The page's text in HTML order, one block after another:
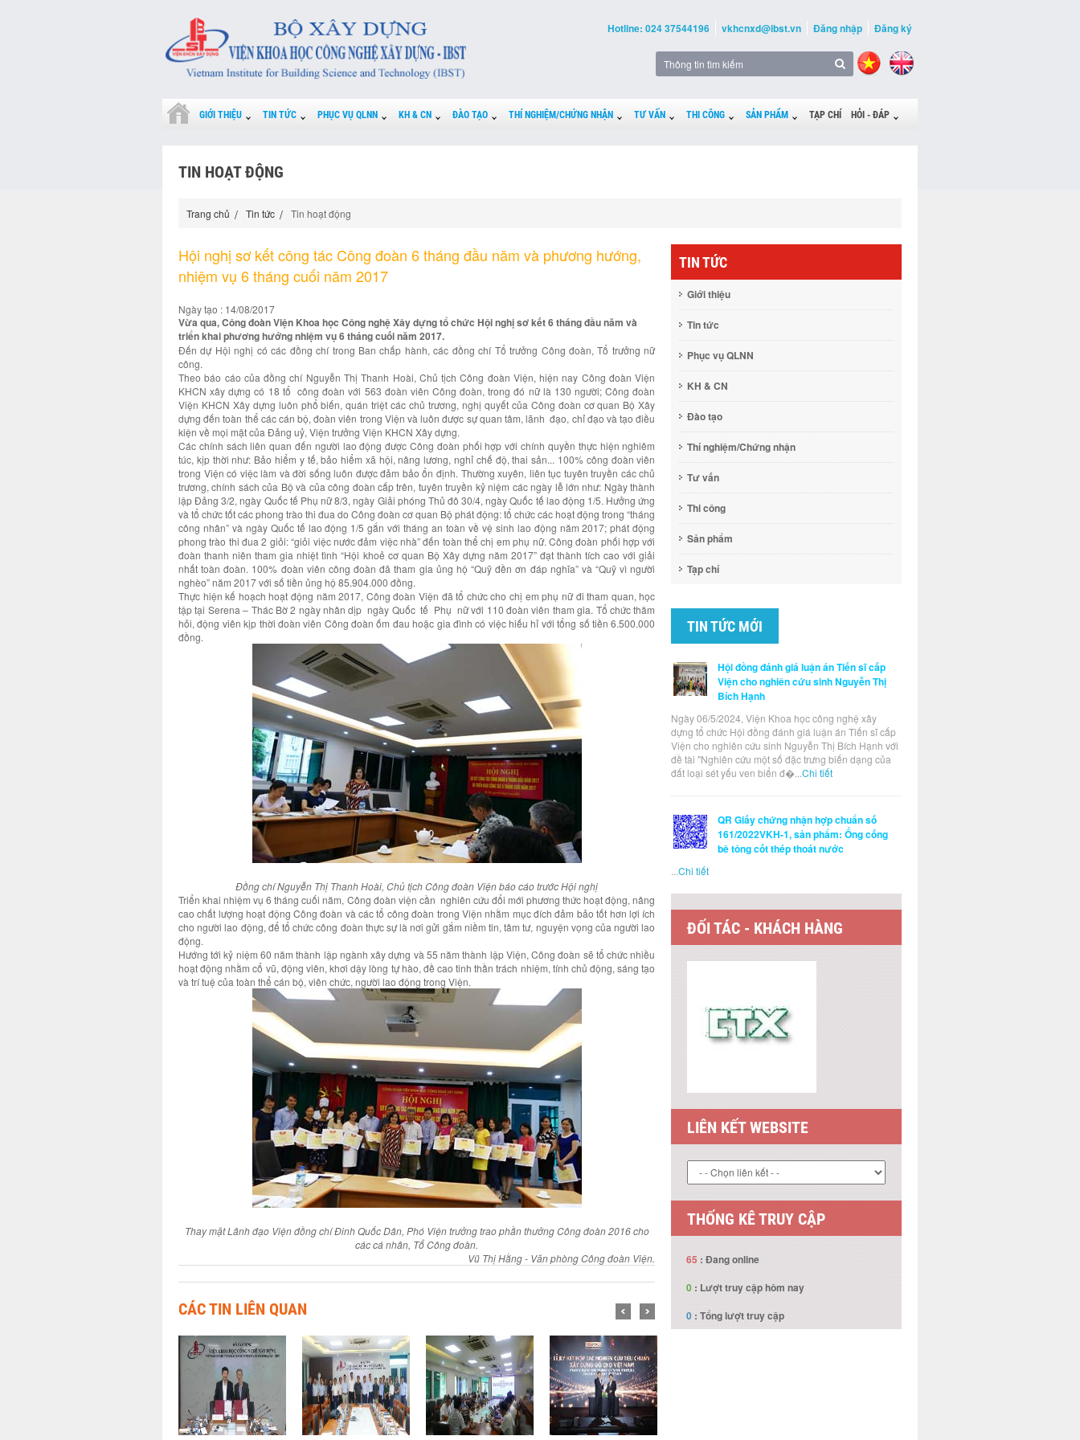
Hotline: 024 37544196 vkhcnxd@ibst.vn Đăng nhập Đăng ký
GIỚI THIỆU TIN TỨC PHỤC VỤ QLNN KH & CN ĐÀO TẠO THÍ NGHIỆM/CHỨNG NHẬN TƯ VẤN THI CÔNG SẢN PHẨM TẠP CHÍ HỎI - ĐÁP
TIN HOẠT ĐỘNG
Trang chủ Tin tức Tin hoạt động
Hội nghị sơ kết công tác Công đoàn 6 tháng đầu năm và phương hướng,
nhiệm vụ 6 tháng cuối năm 2017
Ngày tạo : 14/08/2017
Vừa qua, Công đoàn Viện Khoa học Công nghệ Xây dựng tổ chức Hội nghị sơ kết 6 tháng đầu năm và
triển khai phương hướng nhiệm vụ 6 tháng cuối năm 2017.
Đến dự Hội nghị có các đồng chí trong Ban chấp hành, các đồng chí Tổ trưởng Công đoàn, Tổ trưởng nữ
công.
Theo báo cáo của đồng chí Nguyễn Thị Thanh Hoài, Chủ tịch Công đoàn Viện, hiện nay Công đoàn Viện
KHCN xây dựng có 18 tổ công đoàn với 563 đoàn viên Công đoàn, trong đó nữ là 130 người; Công đoàn
Viện KHCN Xây dựng luôn phổ biến, quán triệt các chủ trương, nghị quyết của Công đoàn cơ quan Bộ Xây
dựng đến toàn thể các cán bộ, đoàn viên trong Viện và luôn được sự quan tâm, lãnh đạo, chỉ đạo và tạo điều
kiện về mọi mặt của Đảng uỷ, Viện trưởng Viện KHCN Xây dựng.
Các chính sách liên quan đến người lao động được Công đoàn phối hợp với chính quyền thực hiện nghiêm
túc, kịp thời như: Bảo hiểm y tế, bảo hiểm xã hội, nâng lương, nghỉ chế độ, thai sản... 100% công đoàn viên
trong Viện có việc làm và đời sống luôn được đảm bảo ổn định. Thường xuyên, liên tục tuyên truyền các chủ
trương, chính sách của Bộ và của công đoàn cấp trên, tuyên truyền kỷ niệm các ngày lễ lớn như: Ngày thành
lập Đảng 3/2, ngày Quốc tế Phụ nữ 8/3, ngày Giải phóng Thủ đô 30/4, ngày Quốc tế lao động 1/5. Hưởng ứng
và tổ chức tốt các phong trào thi đua do Công đoàn cơ quan Bộ phát động: tổ chức các hoạt động trong “tháng
công nhân” và ngày Quốc tế lao động 1/5 gắn với tháng an toàn về vệ sinh lao động năm 2017; phát động
phong trào thi đua 2 giỏi: “giỏi việc nước đảm việc nhà” đến toàn thể chị em phụ nữ. Công đoàn phối hợp với
đoàn thanh niên tham gia nhiệt tình “Hội khoẻ cơ quan Bộ Xây dựng năm 2017” đạt thành tích cao với giải
nhất toàn đoàn. 100% đoàn viên công đoàn đã tham gia ủng hộ “Quỹ đền ơn đáp nghĩa” và “Quỹ vì người
nghèo” năm 2017 với số tiền ủng hộ 85.904.000 đồng.
Thực hiện kế hoạch hoạt động năm 2017, Công đoàn Viện đã tổ chức cho chị em phụ nữ đi tham quan, học
tập tại Serena – Thác Bờ 2 ngày nhân dịp ngày Quốc tế Phụ nữ với 110 đoàn viên tham gia. Tổ chức thăm
hỏi, động viên kịp thời đoàn viên Công đoàn ốm đau hoặc gia đình có việc hiếu hỉ với tổng số tiền 6.500.000
đồng.
Đồng chí Nguyễn Thị Thanh Hoài, Chủ tịch Công đoàn Viện báo cáo trước Hội nghị
Triển khai nhiệm vụ 6 tháng cuối năm, Công đoàn viện cần nghiên cứu đổi mới phương thức hoạt động, nâng
cao chất lượng hoạt động Công đoàn và các tổ công đoàn trong Viện nhằm mục đích đảm bảo tốt hơn lợi ích
cho người lao động, để tổ chức công đoàn thực sự là nơi gửi gắm niềm tin, tâm tư, nguyện vọng của người lao
động.
Hướng tới kỷ niệm 60 năm thành lập ngành xây dựng và 55 năm thành lập Viện, Công đoàn sẽ tổ chức nhiều
hoạt động nhằm cổ vũ, động viên, khơi dậy lòng tự hào, đề cao tinh thần trách nhiệm, tính chủ động, sáng tạo
và trí tuệ của toàn thể cán bộ, viên chức, người lao động trong Viện.
Thay mặt Lãnh đạo Viện đồng chí Đinh Quốc Dân, Phó Viện trưởng trao phần thưởng Công đoàn 2016 cho
các cá nhân, Tổ Công đoàn.
Vũ Thị Hằng - Văn phòng Công đoàn Viện.
CÁC TIN LIÊN QUAN
TIN TỨC
Giới thiệu
Tin tức
Phục vụ QLNN
KH & CN
Đào tạo
Thí nghiệm/Chứng nhận
Tư vấn
Thi công
Sản phẩm
Tạp chí
TIN TỨC MỚI
Hội đồng đánh giá luận án Tiến sĩ cấp
Viện cho nghiên cứu sinh Nguyễn Thị
Bích Hạnh
Ngày 06/5/2024, Viện Khoa học công nghệ xây
dựng tổ chức Hội đồng đánh giá luận án Tiến sĩ cấp
Viện cho nghiên cứu sinh Nguyễn Thị Bích Hạnh với
đề tài "Nghiên cứu một số đặc trưng biến dạng của
đất loại sét yếu ven biển đ�...Chi tiết
QR Giấy chứng nhận hợp chuẩn số
161/2022VKH-1, sản phẩm: Ống cống
bê tông cốt thép thoát nước
...Chi tiết
ĐỐI TÁC - KHÁCH HÀNG
LIÊN KẾT WEBSITE
THỐNG KÊ TRUY CẬP
65 : Đang online
0 : Lượt truy cập hôm nay
0 : Tổng lượt truy cập